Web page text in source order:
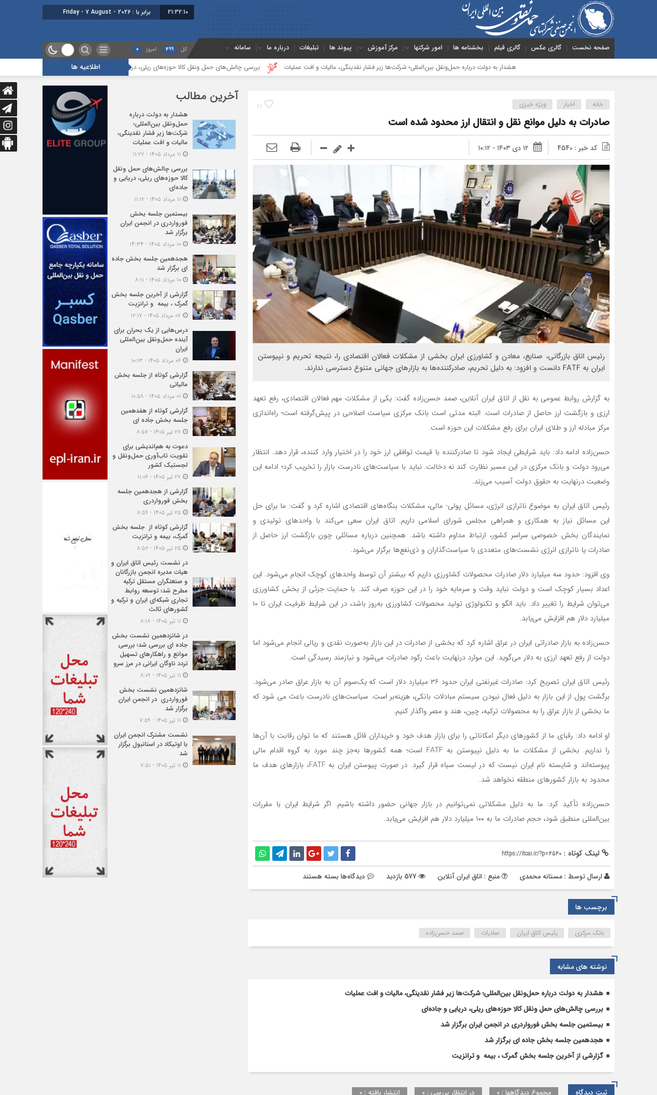
21:32:10 برابر با : Friday - 7 August - 2026
صفحه نخست گالری عکس گالری فیلم بخشنامه ها امور شرکتها مرکز آموزش پیوند ها تبلیغات درباره ما سامانه کل 499 امروز 0
اطلاعیه ها هشدار به دولت درباره حمل‌ونقل بین‌المللی؛ شرکت‌ها زیر فشار نقدینگی، مالیات و افت عملیات بررسی چالش‌های حمل ونقل کالا حوزه‌های ریلی، دریایی و جاده‌ای بیستمین جلسه بخش فورواردری در
21 خانه اخبار ویژه خبری
صادرات به دلیل موانع نقل و انتقال ارز محدود شده است
کد خبر : 4540 ۱۲ دی ۱۴۰۳ - ۱۰:۱۲
رئیس اتاق بازرگانی، صنایع، معادن و کشاورزی ایران بخشی از مشکلات فعالان اقتصادی را، نتیجه تحریم و نپیوستن
ایران به FATF دانست و افزود: به دلیل تحریم، صادرکننده‌ها به بازارهای جهانی متنوع دسترسی ندارند.
به گزارش روابط عمومی به نقل از اتاق ایران آنلاین، صمد حسن‌زاده گفت: یکی از مشکلات مهم فعالان اقتصادی، رفع تعهد
ارزی و بازگشت ارز حاصل از صادرات است. البته مدتی است بانک مرکزی سیاست اصلاحی در پیش‌گرفته است؛ راه‌اندازی
مرکز مبادله ارز و طلای ایران برای رفع مشکلات این حوزه است.
حسن‌زاده ادامه داد: باید شرایطی ایجاد شود تا صادرکننده با قیمت توافقی ارز خود را در اختیار وارد کننده، قرار دهد. انتظار
می‌رود دولت و بانک مرکزی در این مسیر نظارت کند نه دخالت. نباید با سیاست‌های نادرست بازار را تخریب کرد؛ ادامه این
وضعیت درنهایت به حقوق دولت آسیب می‌زند.
رئیس اتاق ایران به موضوع ناترازی انرژی، مسائل پولی- مالی، مشکلات بنگاه‌های اقتصادی اشاره کرد و گفت: ما برای حل
این مسائل نیاز به همکاری و همراهی مجلس شورای اسلامی داریم. اتاق ایران سعی می‌کند با واحدهای تولیدی و
نمایندگان بخش خصوصی سراسر کشور، ارتباط مداوم داشته باشد. همچنین درباره مسائلی چون بازگشت ارز حاصل از
صادرات یا ناترازی انرژی نشست‌های متعددی با سیاست‌گذاران و ذی‌نفع‌ها برگزار می‌شود.
وی افزود: حدود سه میلیارد دلار صادرات محصولات کشاورزی داریم که بیشتر آن توسط واحدهای کوچک انجام می‌شود. این
اعداد بسیار کوچک است و دولت نباید وقت و سرمایه خود را در این حوزه صرف کند. با حمایت جزئی از بخش کشاورزی
می‌توان شرایط را تغییر داد. باید الگو و تکنولوژی تولید محصولات کشاورزی به‌روز باشد، در این شرایط ظرفیت ایران تا ۱۰
میلیارد دلار هم افزایش می‌یابد.
حسن‌زاده به بازار صادراتی ایران در عراق اشاره کرد که بخشی از صادرات در این بازار به‌صورت نقدی و ریالی انجام می‌شود اما
دولت از رفع تعهد ارزی به دلار می‌گوید. این موارد درنهایت باعث رکود صادرات می‌شود و نیازمند رسیدگی است.
رئیس اتاق ایران تصریح کرد: صادرات غیرنفتی ایران حدود ۳۶ میلیارد دلار است که یک‌سوم آن به بازار عراق صادر می‌شود.
برگشت پول از این بازار به دلیل فعال نبودن سیستم مبادلات بانکی، هزینه‌بر است. سیاست‌های نادرست باعث می شود که
ما بخشی از بازار عراق را به محصولات ترکیه، چین، هند و مصر واگذار کنیم.
او ادامه داد: رقبای ما از کشورهای دیگر امکاناتی را برای بازار هدف خود و خریداران قائل هستند که ما توان رقابت با آن‌ها
را نداریم. بخشی از مشکلات ما به دلیل نپیوستن به FATF است؛ همه کشورها به‌جز چند مورد به گروه اقدام مالی
پیوسته‌اند و شایسته نام ایران نیست که در لیست سیاه قرار گیرد. در صورت پیوستن ایران به FATF، بازارهای هدف ما
محدود به بازار کشورهای منطقه نخواهد شد.
حسن‌زاده تأکید کرد: ما به دلیل مشکلاتی نمی‌توانیم در بازار جهانی حضور داشته باشیم. اگر شرایط ایران با مقررات
بین‌المللی منطبق شود، حجم صادرات ما به ۱۰۰ میلیارد دلار هم افزایش می‌یابد.
لینک کوتاه : https://itcai.ir/?p=4540
ارسال توسط : مستانه محمدی منبع : اتاق ایران آنلاین دیدگاه‌ها برای
صادرات
بسته هستند
برچسب ها
بانک مرکزی رئیس اتاق ایران صادرات صمد حسن‌زاده
نوشته های مشابه
هشدار به دولت درباره حمل‌ونقل بین‌المللی؛ شرکت‌ها زیر فشار نقدینگی، مالیات و افت عملیات
بررسی چالش‌های حمل ونقل کالا حوزه‌های ریلی، دریایی و جاده‌ای
بیستمین جلسه بخش فورواردری در انجمن ایران برگزار شد
هجدهمین جلسه بخش جاده ای برگزار شد
گزارشی از آخرین جلسه بخش گمرک ، بیمه و ترانزیت
ثبت دیدگاه مجموع دیدگاهها : 0 در انتظار بررسی : 0 انتشار یافته : 0
آخرین مطالب
هشدار به دولت درباره
حمل‌ونقل بین‌المللی؛
شرکت‌ها زیر فشار نقدینگی،
مالیات و افت عملیات
بررسی چالش‌های حمل ونقل
کالا حوزه‌های ریلی، دریایی و
جاده‌ای
بیستمین جلسه بخش
فورواردری در انجمن ایران
برگزار شد
۱۰ مرداد ۱۴۰۵ - ۱۴:۳۴
هجدهمین جلسه بخش جاده
ای برگزار شد
۱۰ مرداد ۱۴۰۵ - ۸:۱۱
گزارشی از آخرین جلسه بخش
گمرک ، بیمه و ترانزیت
درس‌هایی از یک بحران برای
آینده حمل‌ونقل بین‌المللی
ایران
گزارشی کوتاه از جلسه بخش
مالیاتی
گزارشی کوتاه از هفدهمین
جلسه بخش جاده ای
دعوت به هم‌اندیشی برای
تقویت تاب‌آوری حمل‌ونقل و
لجستیک کشور
گزارشی از هجدهمین جلسه
بخش فورواردری
۲۵ تیر ۱۴۰۵ - ۸:۵۹
گزارشی کوتاه از جلسه بخش
گمرک، بیمه و ترانزیت
۲۵ تیر ۱۴۰۵ - ۸:۵۲
در نشست رئیس اتاق ایران و
هیات مدیره انجمن بازرگانان
و صنعتگران مستقل ترکیه
مطرح شد؛ توسعه روابط
تجاری شبکه‌ای ایران و ترکیه و
کشورهای ثالث
در شانزدهمین نشست بخش
جاده ای بررسی شد؛ بررسی
موانع و راهکارهای تسهیل
تردد ناوگان ایرانی در مرز سرو
شانزدهمین نشست بخش
فورواردری در انجمن ایران
برگزار شد
نشست مشترک انجمن ایران
با اوتیکاد در استانبول برگزار
شد